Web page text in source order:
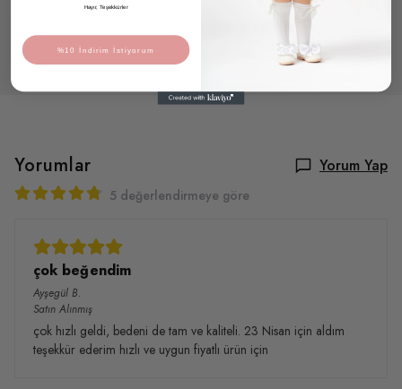
2 Renk 5 Beden
5 Renk 7 Beden
Yorumlar Yorum Yap
5 değerlendirmeye göre
çok beğendim
Ayşegül B.
Satın Alınmış
çok hızlı geldi, bedeni de tam ve kaliteli. 23 Nisan için aldım
teşekkür ederim hızlı ve uygun fiyatlı ürün için
Hayır, Teşekkürler
%10 İndirim İstiyorum